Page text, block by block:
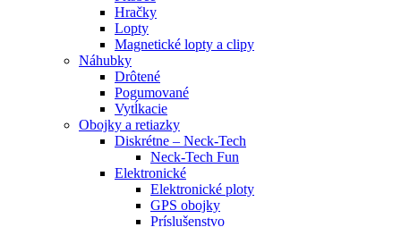
Hračky
Lopty
Magnetické lopty a clipy
Náhubky
Drôtené
Pogumované
Vytĺkacie
Obojky a retiazky
Diskrétne – Neck-Tech
Neck-Tech Fun
Elektronické
Elektronické ploty
GPS obojky
Príslušenstvo